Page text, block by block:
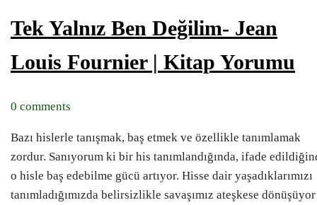
Tek Yalnız Ben Değilim- Jean
Louis Fournier | Kitap Yorumu
0 comments
Bazı hislerle tanışmak, baş etmek ve özellikle tanımlamak
zordur. Sanıyorum ki bir his tanımlandığında, ifade
o hisle baş edebilme gücü artıyor. Hisse dair yaşadıklarımızı
tanımladığımızda belirsizlikle savaşımız ateşkese dönüşüyor